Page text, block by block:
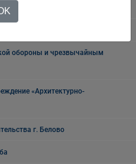
округа
обороны и чрезвычайным
«Архитектурно-
г. Белово